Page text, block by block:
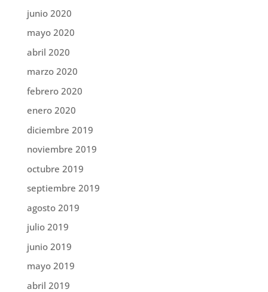
junio 2020
mayo 2020
abril 2020
marzo 2020
febrero 2020
enero 2020
diciembre 2019
noviembre 2019
octubre 2019
septiembre 2019
agosto 2019
julio 2019
junio 2019
mayo 2019
abril 2019